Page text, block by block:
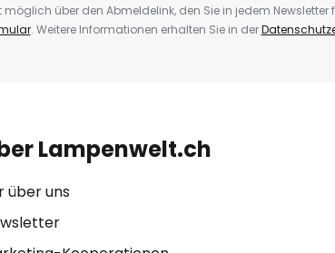
über den Abmeldelink, den Sie in jedem Newsletter
. Weitere Informationen erhalten Sie in der
Lampenwelt.ch
über uns